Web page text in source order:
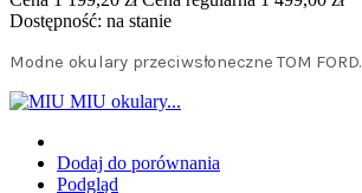
Dostępność: na stanie
Modne okulary przeciwsłoneczne TOM FORD.
Dodaj do porównania
Podgląd